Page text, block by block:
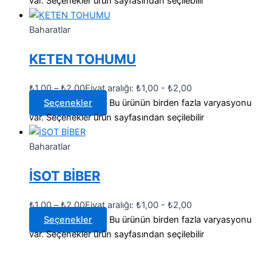
Baharatlar
KETEN TOHUMU
₺1,00 –₺2,00Fiyat aralığı: ₺1,00 - ₺2,00
Seçenekler
Bu ürünün birden fazla varyasyonu
var. Seçenekler ürün sayfasından seçilebilir
Baharatlar
İSOT BİBER
₺1,00 –₺2,00Fiyat aralığı: ₺1,00 - ₺2,00
Seçenekler
Bu ürünün birden fazla varyasyonu
var. Seçenekler ürün sayfasından seçilebilir